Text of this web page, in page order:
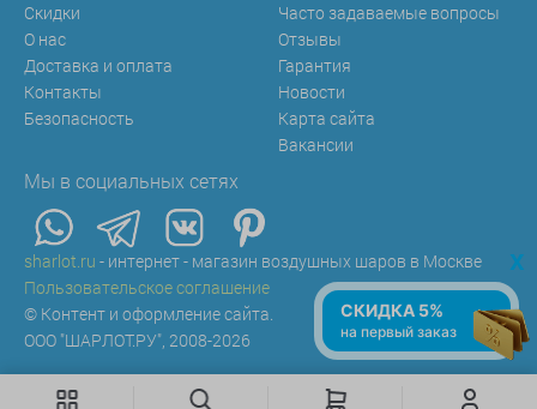
Скидки
О нас
Доставка и оплата
Контакты
Безопасность
Часто задаваемые вопросы
Отзывы
Гарантия
Новости
Карта сайта
Вакансии
Мы в социальных сетях
sharlot.ru - интернет - магазин воздушных шаров в Москве
Пользовательское соглашение
© Контент и оформление сайта.
ООО "ШАРЛОТ.РУ", 2008-2026
x
СКИДКА 5%
на первый заказ